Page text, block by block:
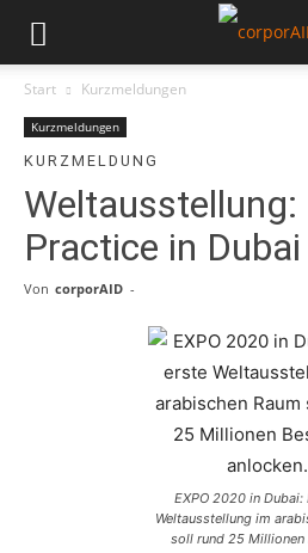
Start Kurzmeldungen
Kurzmeldungen
KURZMELDUNG
Weltausstellung:
Practice in Dubai
Von corporAID -
EXPO 2020 in Dubai:
Weltausstellung im
soll rund 25 Millionen